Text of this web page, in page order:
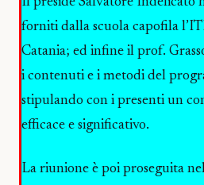
forniti dalla scuola capofila
Catania; ed infine il prof.
i contenuti e i metodi del
stipulando con i presenti un
efficace e significativo.
La riunione è poi proseguita